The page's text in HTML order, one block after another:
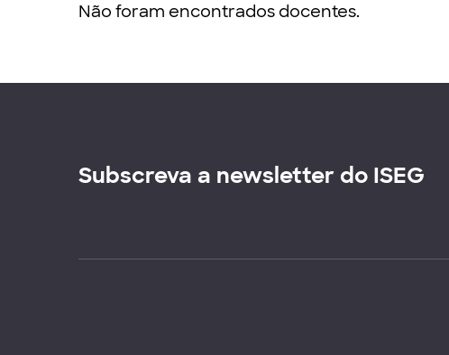
Não foram encontrados docentes.
Subscreva a newsletter do ISEG